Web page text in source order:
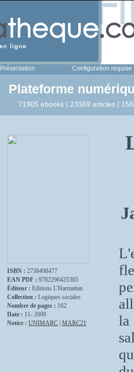
Présentation Configuration requise
Plateforme
71905 ebooks | 23369 articles |
ISBN : 2738498477
EAN PDF : 9782296425385
Éditeur : Editions L'Harmattan
Collection : Logiques sociales
Nombre de pages : 162
Date : 11- 2000
Notice : UNIMARC MARC21
la